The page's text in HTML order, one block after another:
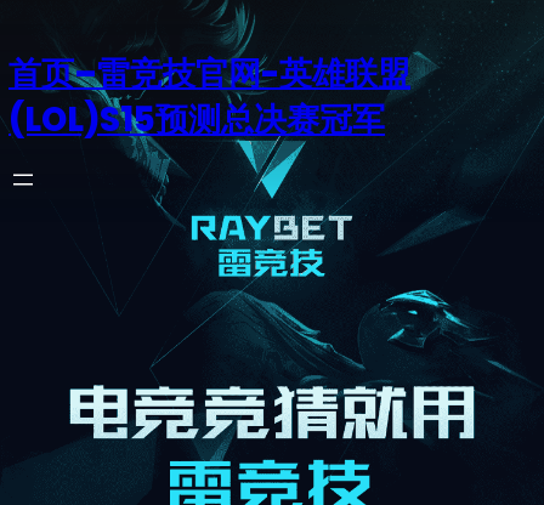
首页–雷竞技官网-英雄联盟
(LOL)S15预测总决赛冠军